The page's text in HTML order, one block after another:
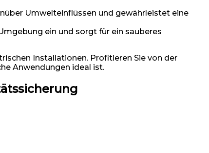
Umwelteinflüssen und gewährleistet eine
ein und sorgt für ein sauberes
Installationen. Profitieren Sie von der
Anwendungen ideal ist.